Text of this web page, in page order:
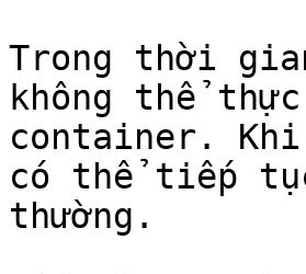
Trong thời
không thể
container.
có thể tiếp
thường.